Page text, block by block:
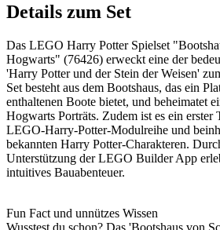
Details zum Set
Das LEGO Harry Potter Spielset
Hogwarts" (76426) erweckt eine der
'Harry Potter und der Stein der Weisen'
Set besteht aus dem Bootshaus, das ein
enthaltenen Boote bietet, und beheimatet
Hogwarts Porträts. Zudem ist es ein erster
LEGO-Harry-Potter-Modulreihe und
bekannten Harry Potter-Charakteren.
Unterstützung der LEGO Builder App
intuitives Bauabenteuer.
Fun Fact und unnützes Wissen
Wusstest du schon? Das 'Bootshaus von